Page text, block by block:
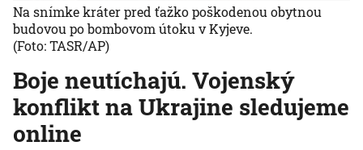
Boje neutíchajú. Vojenský
konflikt na Ukrajine sledujeme
online
Na snímke kráter pred ťažko poškodenou obytnou
budovou po bombovom útoku v Kyjeve.
(Foto: TASR/AP)